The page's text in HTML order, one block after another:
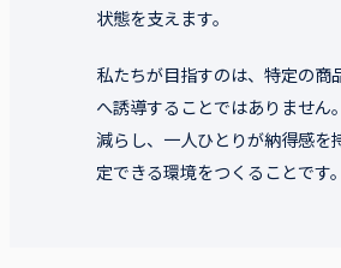
状態を支えます。
私たちが目指すのは、特定の商
へ誘導することではありません
減らし、一人ひとりが納得感を
定できる環境をつくることです。